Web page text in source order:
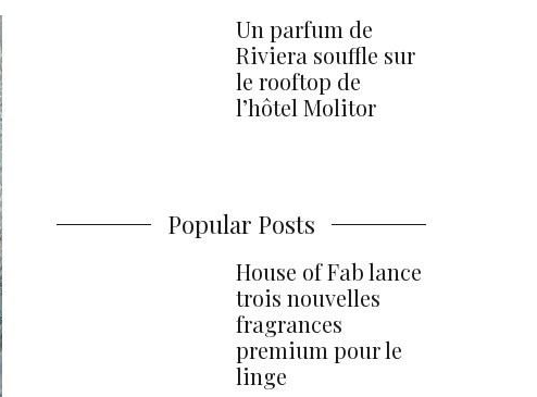
Un parfum de
Riviera souffle sur
le rooftop de
l’hôtel Molitor
Popular Posts
House of Fab lance
trois nouvelles
fragrances
premium pour le
linge